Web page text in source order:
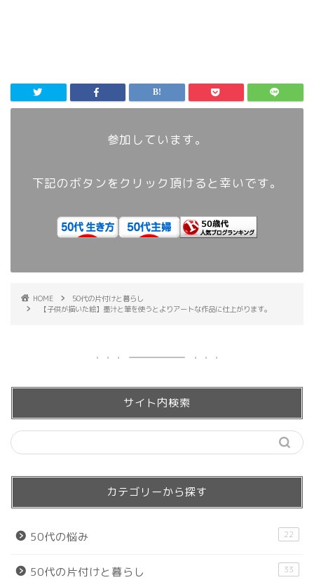
参加しています。
下記のボタンをクリック頂けると幸いです。
HOME
50代の片付けと暮らし
【子供が描いた絵】墨汁と筆を使うとよりアートな作品に仕上がります。
サイト内検索
カテゴリーから探す
50代の悩み 22
50代の片付けと暮らし 33